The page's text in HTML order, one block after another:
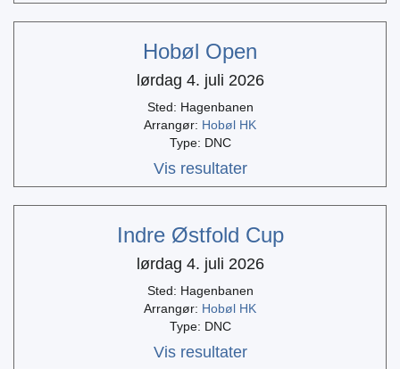
Hobøl Open
lørdag 4. juli 2026
Sted: Hagenbanen
Arrangør: Hobøl HK
Type: DNC
Vis resultater
Indre Østfold Cup
lørdag 4. juli 2026
Sted: Hagenbanen
Arrangør: Hobøl HK
Type: DNC
Vis resultater